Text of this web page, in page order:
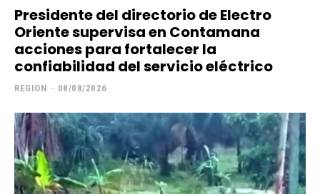
Presidente del directorio de Electro
Oriente supervisa en Contamana
acciones para fortalecer la
confiabilidad del servicio eléctrico
REGION - 08/08/2026